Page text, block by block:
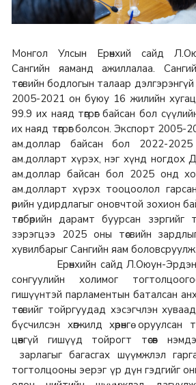
Монгол Улсын Ерөнхий сайд
Сангийн яаманд ажиллалаа.
төсвийн бодлогын талаар
2005-2021 он буюу 16 жилийн
99.9 их наяд төгрөг байсан бол
их наяд төгрөг болсон. Экспорт
ам.доллар байсан бол 2022-
ам.долларт хүрэх, нэг хүнд
ам.доллар байсан бол 2025 онд
ам.долларт хүрэх тооцоолол гарсан.
өрийн удирдлагыг оновчтой зохион
төлбөрийн дарамт буурсан зэргийг
зэрэгцээ 2025 оны төсвийн
хувилбарыг Сангийн яам боловсруулж
Ерөнхийн сайд Л.Оюун-Эрдэнэ
сонгуулийн холимог
гишүүнтэй парламентын баталсан
төсвийг тойргуудад хэсэгчлэн
бүсчилсэн хөгжилд хөрөнгө оруулсан
цөөнгүй гишүүд тойрогт төсөв
зарлагыг багасгах шүүмжлэл
тогтолцооны эерэг үр дүн гэдгийг